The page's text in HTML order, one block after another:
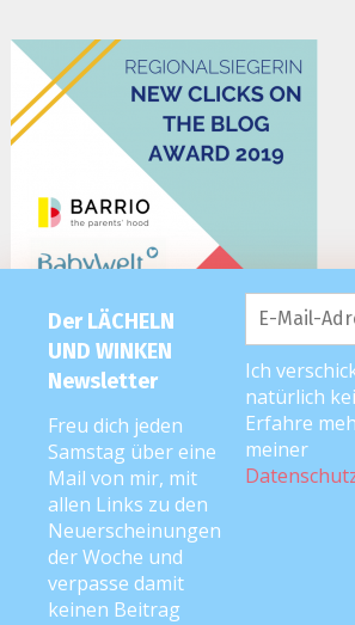
Der LÄCHELN
UND WINKEN
Newsletter
Freu dich jeden
Samstag über eine
Mail von mir, mit
allen Links zu den
Neuerscheinungen
der Woche und
verpasse damit
keinen Beitrag
Ich
natürlich
Erfahre
meiner
2026 editorial|Editorial Pro by
Copyright © Anke Neckar